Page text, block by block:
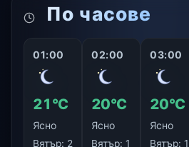
По часове
01:00
21°C
Ясно
Вятър: 2
02:00
20°C
Ясно
Вятър: 1
03:00
20°C
Ясно
Вятър: 1